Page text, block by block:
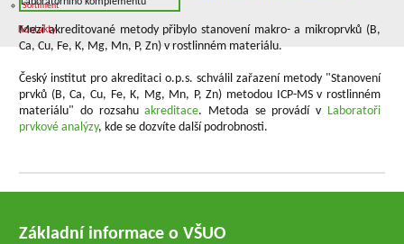
Sortiment
Kontakty
Mezi akreditované metody přibylo stanovení makro- a mikroprvků (B,
Ca, Cu, Fe, K, Mg, Mn, P, Zn) v rostlinném materiálu.
Český institut pro akreditaci o.p.s. schválil zařazení metody "Stanovení
prvků (B, Ca, Cu, Fe, K, Mg, Mn, P, Zn) metodou ICP-MS v rostlinném
materiálu" do rozsahuakreditace. Metoda se provádí v Laboratoři
prvkové analýzy, kde se dozvíte další podrobnosti.
Základní informace o VŠUO